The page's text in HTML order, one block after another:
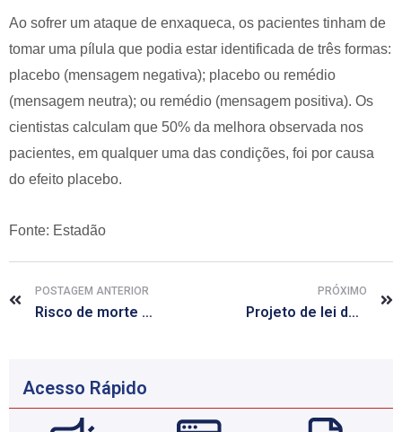
Ao sofrer um ataque de enxaqueca, os pacientes tinham de
tomar uma pílula que podia estar identificada de três formas:
placebo (mensagem negativa); placebo ou remédio
(mensagem neutra); ou remédio (mensagem positiva). Os
cientistas calculam que 50% da melhora observada nos
pacientes, em qualquer uma das condições, foi por causa
do efeito placebo.
Fonte: Estadão
POSTAGEM ANTERIOR
Risco de morte por câncer cai 20% em 20 anos nos EUA, aponta relatório
PRÓXIMO
Projeto de lei do ‘teste da linguinha’ opõe pediatras e fonoaudiólogos
Acesso Rápido